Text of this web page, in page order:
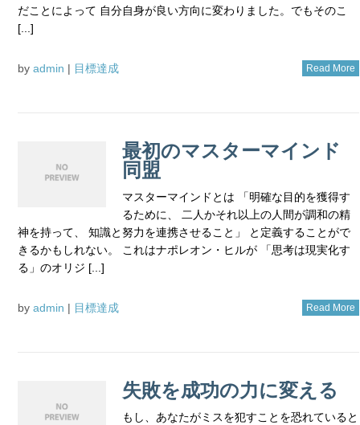
だことによって 自分自身が良い方向に変わりました。でもそのこ
[...]
by admin | 目標達成 Read More
最初のマスターマインド
同盟
マスターマインドとは 「明確な目的を獲得す
るために、 二人かそれ以上の人間が調和の精
神を持って、 知識と努力を連携させること」 と定義することがで
きるかもしれない。 これはナポレオン・ヒルが 「思考は現実化す
る」のオリジ [...]
by admin | 目標達成 Read More
失敗を成功の力に変える
もし、あなたがミスを犯すことを恐れていると